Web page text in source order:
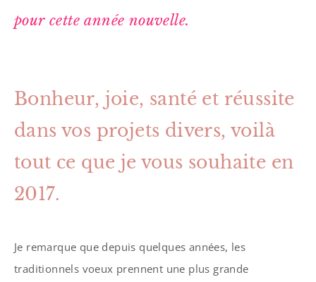
pour cette année nouvelle.
Bonheur, joie, santé et réussite
dans vos projets divers, voilà
tout ce que je vous souhaite en
2017.
Je remarque que depuis quelques années, les
traditionnels voeux prennent une plus grande